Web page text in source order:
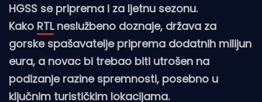
HGSS se priprema i za ljetnu sezonu.
Kako RTLneslužbeno doznaje, država za
gorske spašavatelje priprema dodatnih milijun
eura, a novac bi trebao biti utrošen na
podizanje razine spremnosti, posebno u
ključnim turističkim lokacijama.